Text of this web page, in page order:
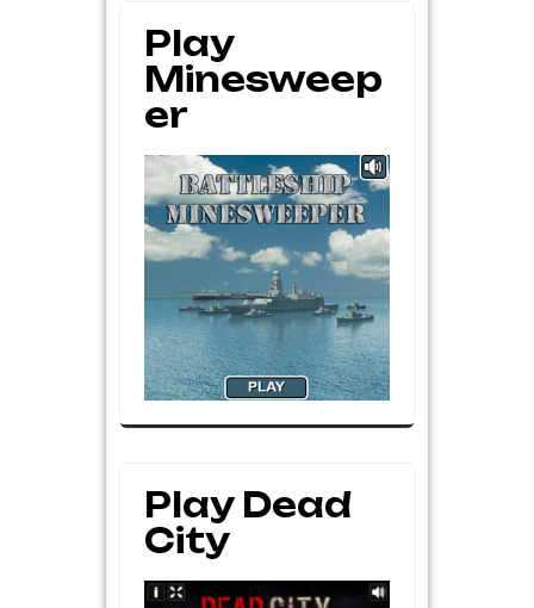
Play
Minesweep
Er
Play Dead
City